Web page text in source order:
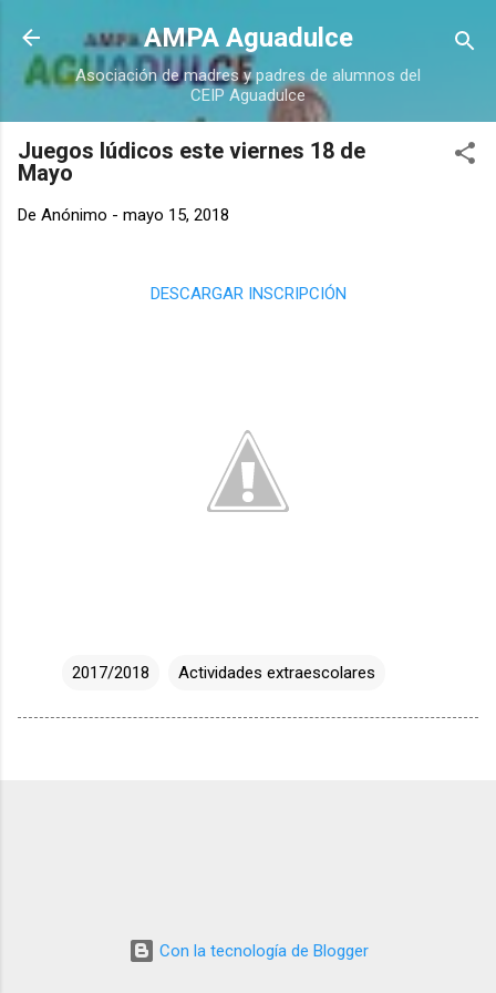
Ir al contenido principal
AMPA Aguadulce
Asociación de madres y padres de alumnos del
CEIP Aguadulce
Juegos lúdicos este viernes 18 de
Mayo
De Anónimo - mayo 15, 2018
DESCARGAR INSCRIPCIÓN
2017/2018 Actividades extraescolares
Con la tecnología de Blogger